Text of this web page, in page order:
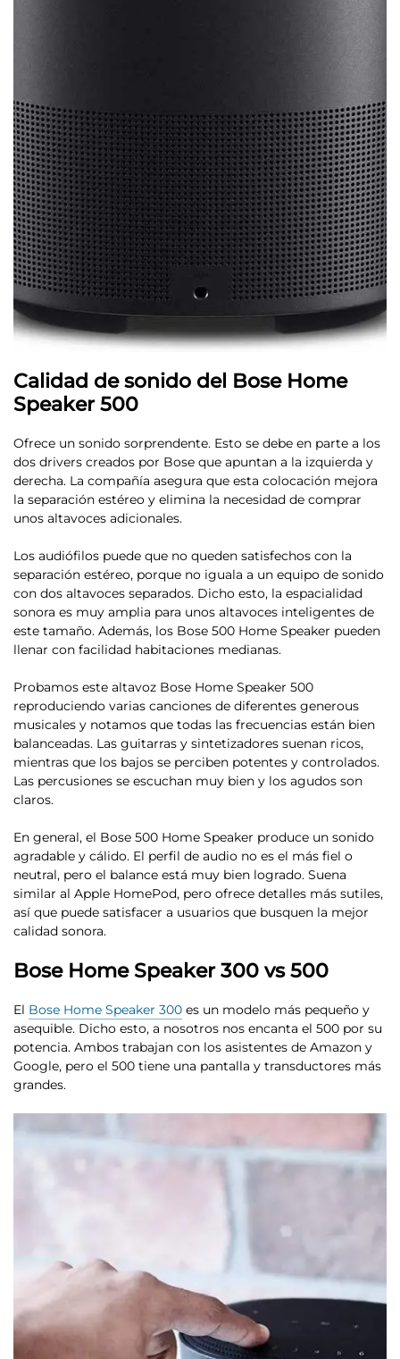
Calidad de sonido del Bose Home
Speaker 500
Ofrece un sonido sorprendente. Esto se debe en parte a los
dos drivers creados por Bose que apuntan a la izquierda y
derecha. La compañía asegura que esta colocación mejora
la separación estéreo y elimina la necesidad de comprar
unos altavoces adicionales.
Los audiófilos puede que no queden satisfechos con la
separación estéreo, porque no iguala a un equipo de sonido
con dos altavoces separados. Dicho esto, la espacialidad
sonora es muy amplia para unos altavoces inteligentes de
este tamaño. Además, los Bose 500 Home Speaker pueden
llenar con facilidad habitaciones medianas.
Probamos este altavoz Bose Home Speaker 500
reproduciendo varias canciones de diferentes generous
musicales y notamos que todas las frecuencias están bien
balanceadas. Las guitarras y sintetizadores suenan ricos,
mientras que los bajos se perciben potentes y controlados.
Las percusiones se escuchan muy bien y los agudos son
claros.
En general, el Bose 500 Home Speaker produce un sonido
agradable y cálido. El perfil de audio no es el más fiel o
neutral, pero el balance está muy bien logrado. Suena
similar al Apple HomePod, pero ofrece detalles más sutiles,
así que puede satisfacer a usuarios que busquen la mejor
calidad sonora.
Bose Home Speaker 300 vs 500
El Bose Home Speaker 300 es un modelo más pequeño y
asequible. Dicho esto, a nosotros nos encanta el 500 por su
potencia. Ambos trabajan con los asistentes de Amazon y
Google, pero el 500 tiene una pantalla y transductores más
grandes.